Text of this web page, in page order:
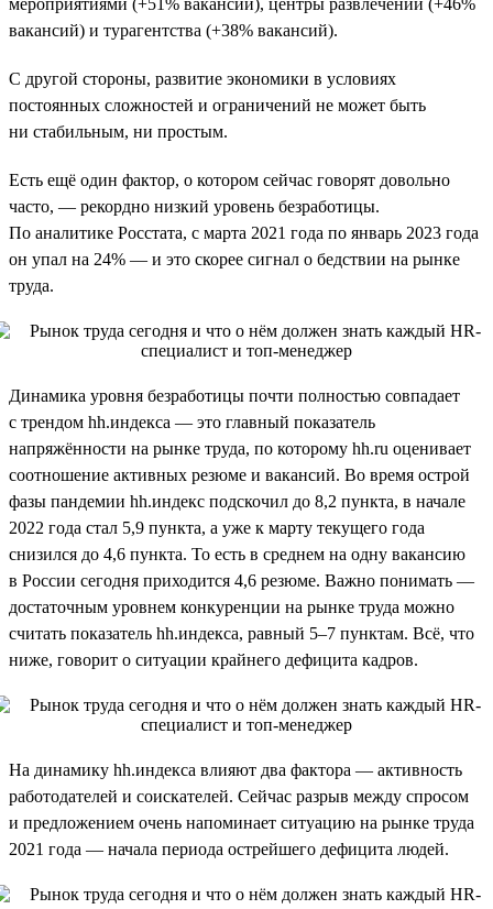
вакансий) и турагентства (+38% вакансий).
С другой стороны, развитие экономики в условиях
постоянных сложностей и ограничений не может быть
ни стабильным, ни простым.
Есть ещё один фактор, о котором сейчас говорят довольно
часто, — рекордно низкий уровень безработицы.
По аналитике Росстата, с марта 2021 года по январь 2023 года
он упал на 24% — и это скорее сигнал о бедствии на рынке
труда.
Динамика уровня безработицы почти полностью совпадает
с трендом hh.индекса — это главный показатель
напряжённости на рынке труда, по которому hh.ru оценивает
соотношение активных резюме и вакансий. Во время острой
фазы пандемии hh.индекс подскочил до 8,2 пункта, в начале
2022 года стал 5,9 пункта, а уже к марту текущего года
снизился до 4,6 пункта. То есть в среднем на одну вакансию
в России сегодня приходится 4,6 резюме. Важно понимать —
достаточным уровнем конкуренции на рынке труда можно
считать показатель hh.индекса, равный 5–7 пунктам. Всё, что
ниже, говорит о ситуации крайнего дефицита кадров.
На динамику hh.индекса влияют два фактора — активность
работодателей и соискателей. Сейчас разрыв между спросом
и предложением очень напоминает ситуацию на рынке труда
2021 года — начала периода острейшего дефицита людей.